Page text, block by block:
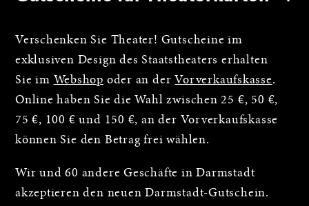
Verschenken Sie Theater! Gutscheine im
exklusiven Design des Staatstheaters erhalten
Sie im Webshop oder an der Vorverkaufskasse.
Online haben Sie die Wahl zwischen 25 €, 50 €,
75 €, 100 € und 150 €, an der Vorverkaufskasse
können Sie den Betrag frei wählen.
Wir und 60 andere Geschäfte in Darmstadt
akzeptieren den neuen Darmstadt-Gutschein.